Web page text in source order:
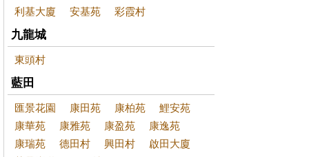
利基大廈 安基苑 彩霞村
九龍城
東頭村
藍田
匯景花園 康田苑 康柏苑
鯉安苑
康華苑
康雅苑 康盈苑
康逸苑
康瑞苑
德田村 興田村
啟田大廈